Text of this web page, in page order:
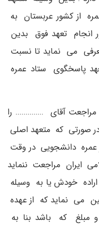
از کشور عربستان به
انجام تعهد فوق بدین
می نماید تا نسبت
پاسخگوی ستاد عمره
آقای .............. را
صورتی که متعهد اصلی
دانشجویی در وقت
ایران مراجعت ننماید
خودش یا به وسیله
می نماید که از عهده
که باشد بنا به